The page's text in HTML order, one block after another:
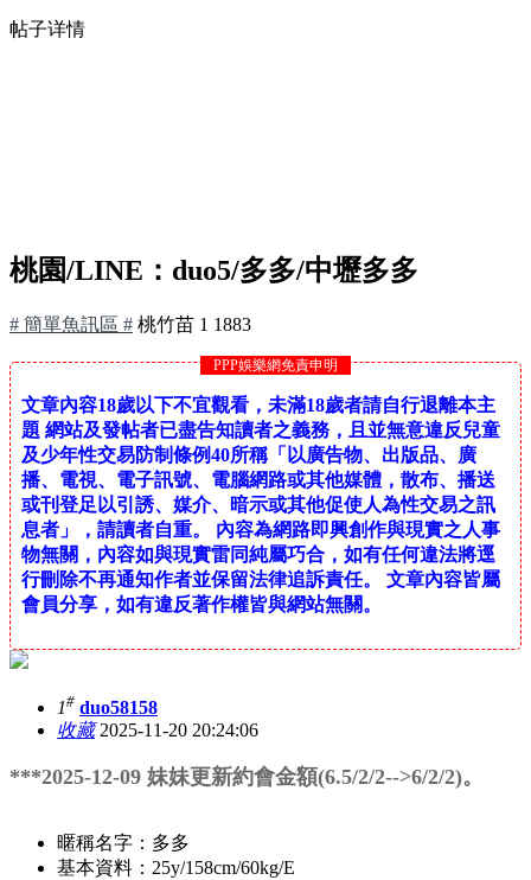
帖子详情
桃園/LINE：duo5/多多/中壢多多
# 簡單魚訊區 # 桃竹苗 1 1883
PPP娛樂網免責申明
文章內容18歲以下不宜觀看，未滿18歲者請自行退離本主
題 網站及發帖者已盡告知讀者之義務，且並無意違反兒童
及少年性交易防制條例40所稱「以廣告物、出版品、廣
播、電視、電子訊號、電腦網路或其他媒體，散布、播送
或刊登足以引誘、媒介、暗示或其他促使人為性交易之訊
息者」，請讀者自重。 內容為網路即興創作與現實之人事
物無關，內容如與現實雷同純屬巧合，如有任何違法將逕
行刪除不再通知作者並保留法律追訴責任。 文章內容皆屬
會員分享，如有違反著作權皆與網站無關。
1# duo58158
收藏2025-11-20 20:24:06
***2025-12-09 妹妹更新約會金額(6.5/2/2-->6/2/2)。
暱稱名字：多多
基本資料：25y/158cm/60kg/E